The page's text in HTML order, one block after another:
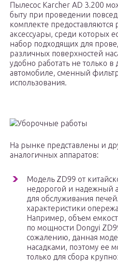
Пылесос Karcher AD 3.200
быту при проведении
комплекте предоставляются
аксессуары, среди которых
набор подходящих для
различных поверхностей
удобно работать не только в
автомобиле, сменный
использования.
Уборочные работы
На рынке представлены и
аналогичных аппаратов:
Модель ZD99 от
недорогой и надежный
для обслуживания
характеристики
Например, объем
по мощности Dongyi
сожалению, данная
насадками, поэтому ее
только для сбора